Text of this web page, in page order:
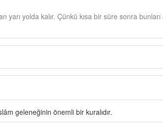
yarı yolda kalır. Çünkü kısa bir süre sonra
geleneğinin önemli bir kuralıdır.